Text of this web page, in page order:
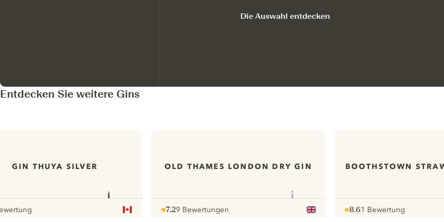
Die Auswahl entdecken
Entdecken Sie weitere Gins
GIN THUYA SILVER OLD THAMES LONDON DRY GIN
7.29 Bewertungen
BOOTHSTOWN
8.61 Bewertung